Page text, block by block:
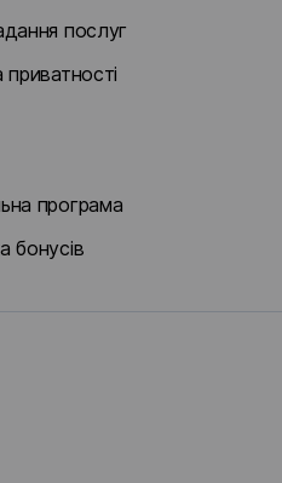
послуг
приватності
програма
бонусів